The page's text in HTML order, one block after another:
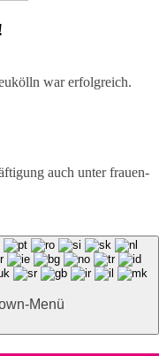
war erfolgreich.
auch unter frauen-